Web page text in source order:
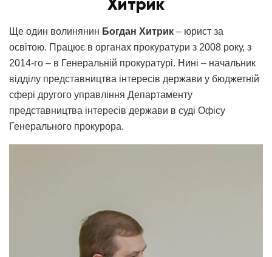
Хитрик
Ще один волинянин Богдан Хитрик – юрист за
освітою. Працює в органах прокуратури з 2008 року, з
2014-го – в Генеральній прокуратурі. Нині – начальник
відділу представництва інтересів держави у бюджетній
сфері другого управління Департаменту
представництва інтересів держави в суді Офісу
Генерального прокурора.